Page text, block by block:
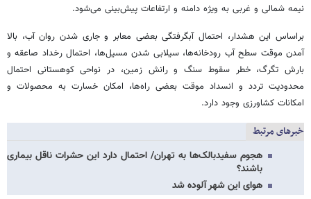
نیمه شمالی و غربی به ویژه دامنه و ارتفاعات پیش‌بینی می‌شود.
براساس این هشدار، احتمال آبگرفتگی بعضی معابر و جاری شدن روان آب، بالا
آمدن موقت سطح آب رودخانه‌ها، سیلابی شدن مسیل‌ها، احتمال رخداد صاعقه و
بارش تگرگ، خطر سقوط سنگ و رانش زمین، در نواحی کوهستانی احتمال
محدودیت تردد و انسداد موقت بعضی راه‌ها، امکان خسارت به محصولات و
امکانات کشاورزی وجود دارد.
خبرهای مرتبط
هجوم سفیدبالک‌ها به تهران/ احتمال دارد این حشرات ناقل بیماری
باشند؟
هوای این شهر آلوده شد